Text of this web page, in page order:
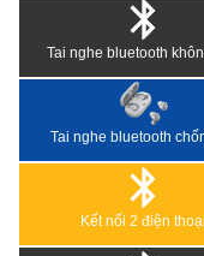
Tai nghe bluetooth
Tai nghe bluetooth
Kết nối 2 điện thoại